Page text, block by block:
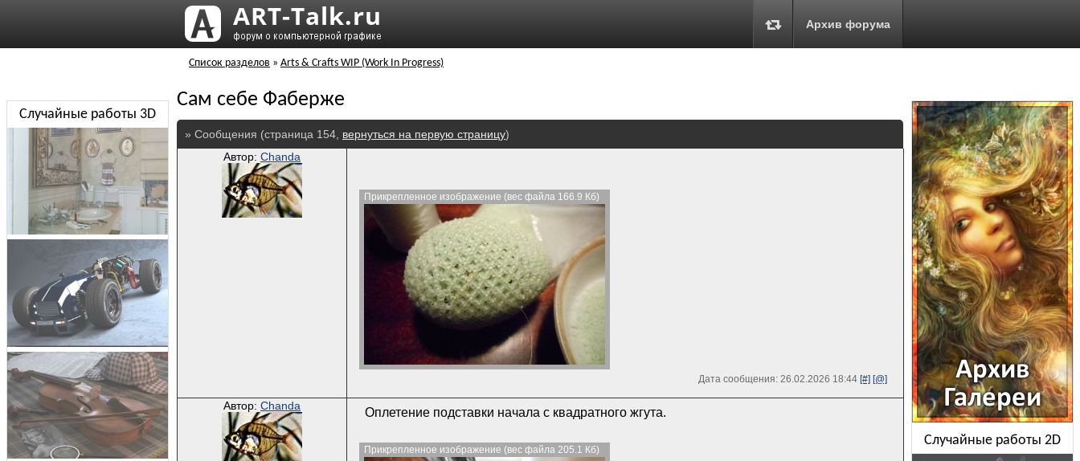
Архив форума
Список разделов » Arts & Crafts WIP (Work In Progress)
Сам себе Фаберже
» Сообщения (страница 154, вернуться на первую страницу)
Автор: Chanda
Прикрепленное изображение (вес файла 166.9 Кб)
Дата сообщения: 26.02.2026 18:44 [#] [@]
Автор: Chanda Оплетение подставки начала с квадратного жгута.
Прикрепленное изображение (вес файла 205.1 Кб)
Случайные работы 3D
Случайные работы 2D